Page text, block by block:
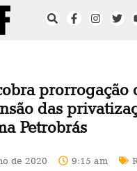
prorrogação
das
Petrobrás
de 2020 9:15 am